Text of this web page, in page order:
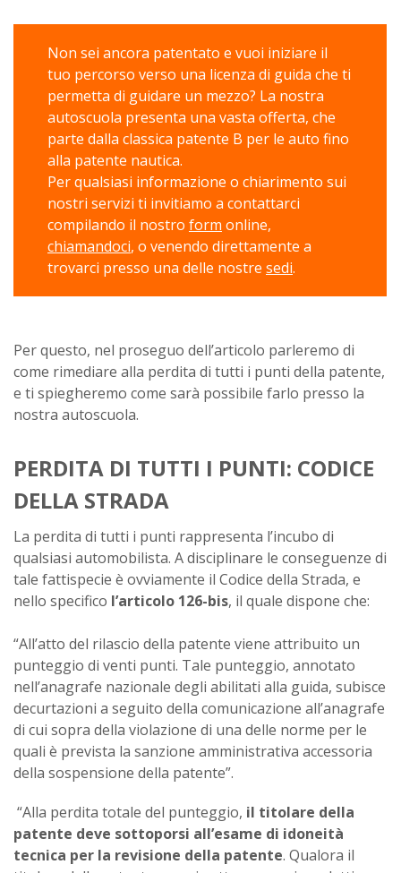
Non sei ancora patentato e vuoi iniziare il
tuo percorso verso una licenza di guida che ti
permetta di guidare un mezzo? La nostra
autoscuola presenta una vasta offerta, che
parte dalla classica patente B per le auto fino
alla patente nautica.
Per qualsiasi informazione o chiarimento sui
nostri servizi ti invitiamo a contattarci
compilando il nostro form online,
chiamandoci, o venendo direttamente a
trovarci presso una delle nostre sedi.
Per questo, nel proseguo dell’articolo parleremo di
come rimediare alla perdita di tutti i punti della patente,
e ti spiegheremo come sarà possibile farlo presso la
nostra autoscuola.
PERDITA DI TUTTI I PUNTI: CODICE
DELLA STRADA
La perdita di tutti i punti rappresenta l’incubo di
qualsiasi automobilista. A disciplinare le conseguenze di
tale fattispecie è ovviamente il Codice della Strada, e
nello specifico l’articolo 126-bis, il quale dispone che:
“All’atto del rilascio della patente viene attribuito un
punteggio di venti punti. Tale punteggio, annotato
nell’anagrafe nazionale degli abilitati alla guida, subisce
decurtazioni a seguito della comunicazione all’anagrafe
di cui sopra della violazione di una delle norme per le
quali è prevista la sanzione amministrativa accessoria
della sospensione della patente”.
“Alla perdita totale del punteggio, il titolare della
patente deve sottoporsi all’esame di idoneità
tecnica per la revisione della patente. Qualora il